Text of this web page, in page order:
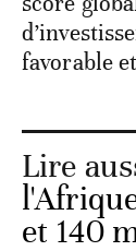
favorable
Lire
et 140